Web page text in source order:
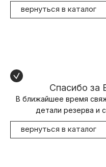
вернуться в каталог
Спасибо за
В ближайшее время
детали резерва и
вернуться в каталог